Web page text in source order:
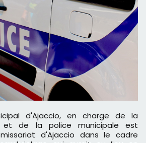
et de la police municipale est
d'Ajaccio dans le cadre